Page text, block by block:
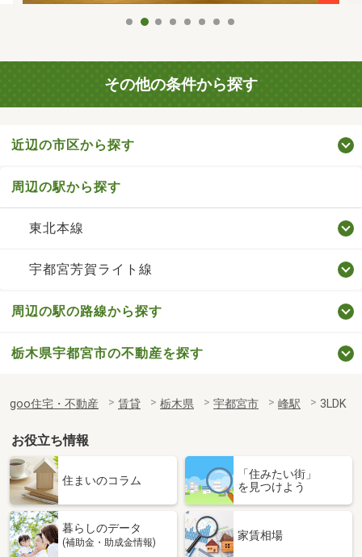
その他の条件から探す
近辺の市区から探す
周辺の駅から探す
東北本線
宇都宮芳賀ライト線
周辺の駅の路線から探す
栃木県宇都宮市の不動産を探す
goo住宅・不動産 賃貸 栃木県 宇都宮市 峰駅 3LDK
お役立ち情報
住まいのコラム
「住みたい街」
を見つけよう
暮らしのデータ
(補助金・助成金情報)
家賃相場